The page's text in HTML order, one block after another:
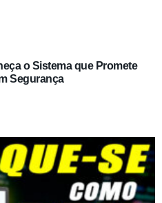
o Sistema que Promete
Segurança